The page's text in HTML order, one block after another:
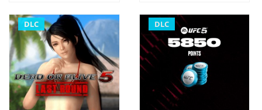
DLC DLC